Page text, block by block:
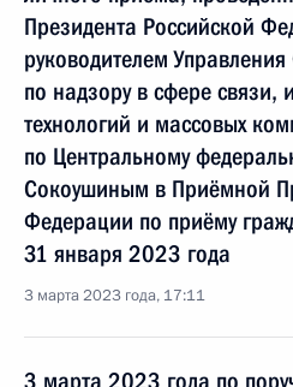
Президента Российской
руководителем
по надзору в сфере
технологий и массовых
по Центральному
Сокоушиным в Приёмной
Федерации по приёму
31 января 2023 года
3 марта 2023 года, 17:11
3 марта 2023 года по